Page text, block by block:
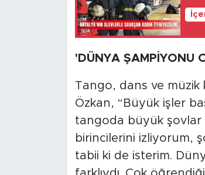
'DÜNYA ŞAMPİYONU
Tango, dans ve
Özkan, “Büyük işler
tangoda büyük şovlar
birincilerini izliyorum,
tabii ki de isterim.